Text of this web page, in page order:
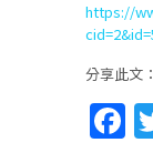
https://
分享此文：